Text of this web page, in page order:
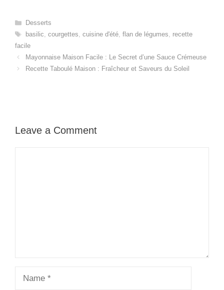
Categories
Desserts
Tags
basilic, courgettes, cuisine d'été, flan de légumes, recette
facile
Mayonnaise Maison Facile : Le Secret d’une Sauce Crémeuse
Recette Taboulé Maison : Fraîcheur et Saveurs du Soleil
Leave a Comment